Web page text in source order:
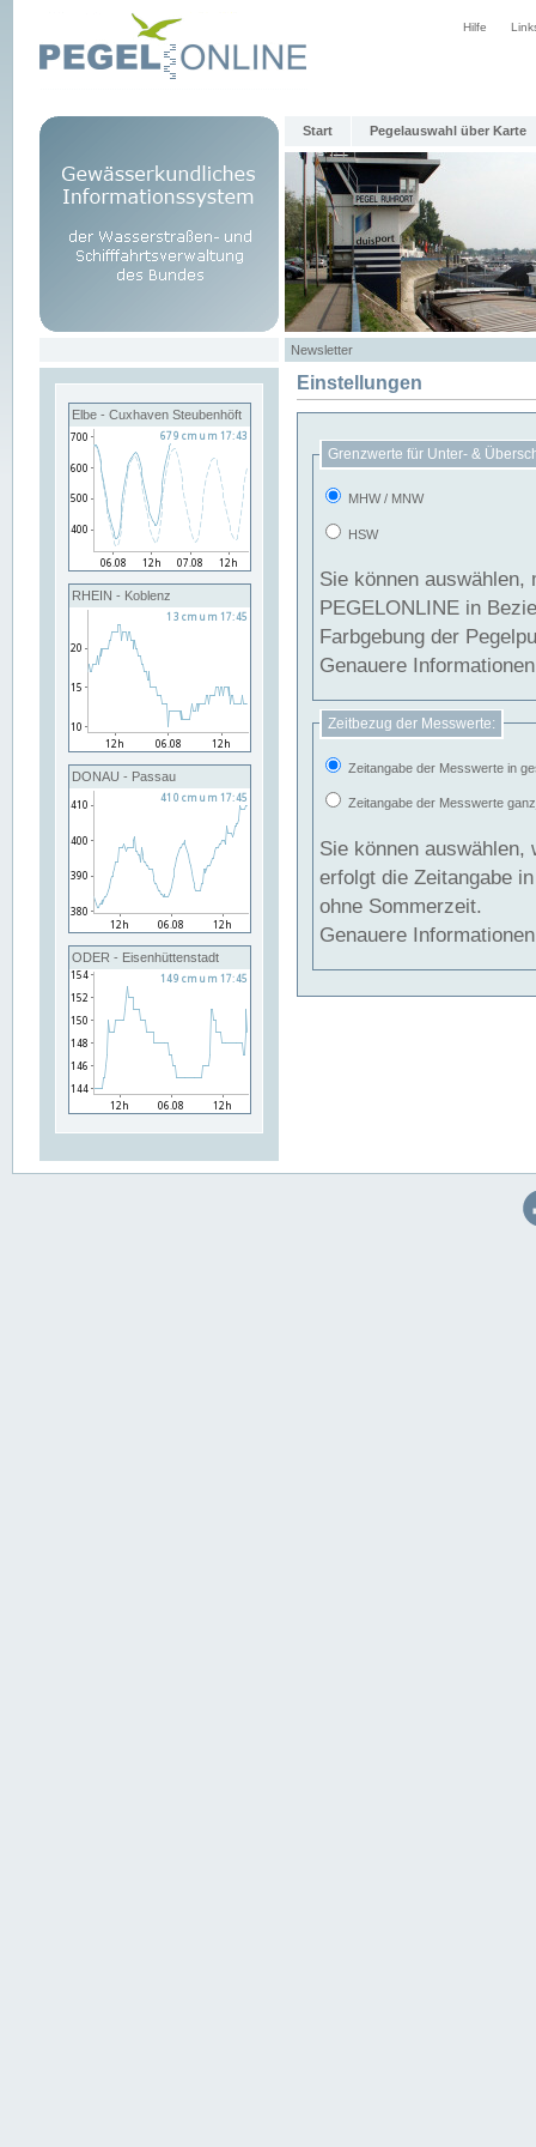
Hilfe
Start Pegelauswahl über Karte
Newsletter
Elbe - Cuxhaven Steubenhöft
RHEIN - Koblenz
DONAU - Passau
ODER - Eisenhüttenstadt
Einstellungen
Grenzwerte für Unter- &
MHW / MNW
HSW
Sie können
PEGELONLINE in Beziehung
Farbgebung der
Genauere
Zeitbezug der Messwerte:
Zeitangabe der Messwerte in
Zeitangabe der Messwerte
Sie können auswählen,
erfolgt die Zeitangabe
ohne Sommerzeit.
Genauere